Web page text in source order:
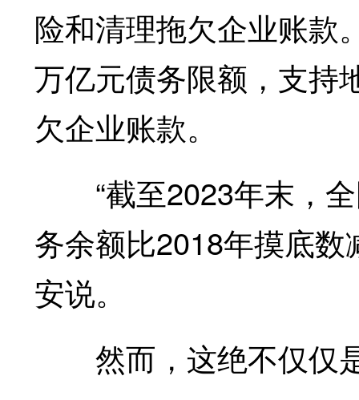
险和清理拖欠企业账款
万亿元债务限额，支持
欠企业账款。
“截至2023年末，全
务余额比2018年摸底
安说。
然而，这绝不仅仅